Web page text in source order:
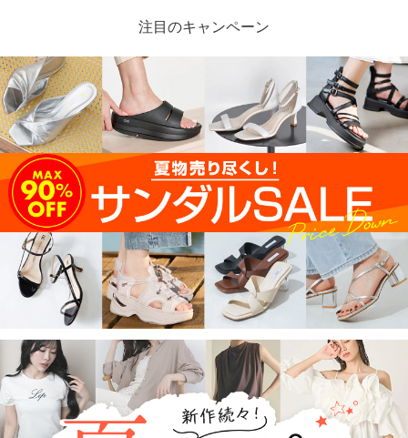
注目のキャンペーン